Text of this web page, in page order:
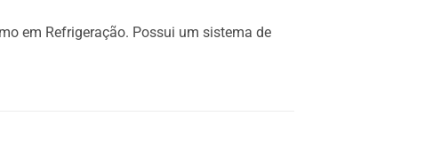
em Refrigeração. Possui um sistema de